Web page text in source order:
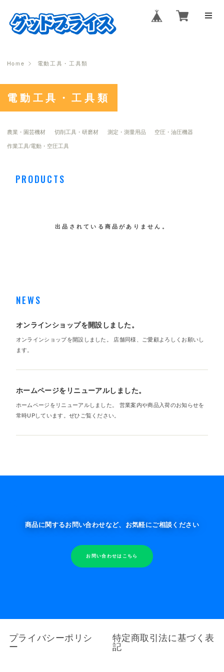
Home 電動工具・工具類
電動工具・工具類
農業・園芸機材 切削工具・研磨材 測定・測量用品
空圧・油圧機器
作業工具/電動・空圧工具
PRODUCTS
出品されている商品がありません。
NEWS
オンラインショップを開設しました。
オンラインショップを開設しました。 店舗同様、ご愛顧よろしくお願いし
ます。
ホームページをリニューアルしました。
ホームページをリニューアルしました。 営業案内や商品入荷のお知らせを
常時UPしています。ぜひご覧ください。
商品に関するお問い合わせなど、お気軽にご相談ください
お問い合わせはこちら
プライバシーポリシ
ー
特定商取引法に基づく表
記